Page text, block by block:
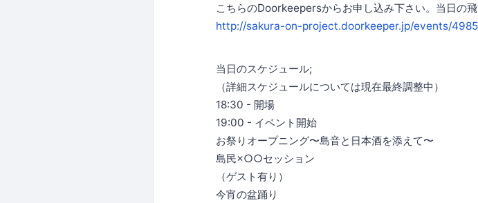
こちらのDoorkeepersからお申し込み下さい。当日の
http://sakura-on-project.doorkeeper.jp/events/4985
当日のスケジュール;
（詳細スケジュールについては現在最終調整中）
18:30 - 開場
19:00 - イベント開始
お祭りオープニング〜島音と日本酒を添えて〜
島民×○○セッション
（ゲスト有り）
今宵の盆踊り